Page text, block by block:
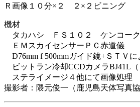
Ｒ画像１０分×２ ２×２ビニン
機材
タカハシ ＦＳ１０２ ケンコーク
ＥＭスカイセンサーＰＣ赤道儀
D76mm f 500mmガイド鏡+ＳＴＶに
ビットラン冷却CCDカメラBJ41L
ステライメージ４他にて画像処理
撮影者：隈元俊一（鹿児島天体写真協